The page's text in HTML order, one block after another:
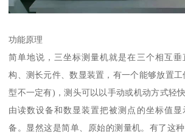
功能原理
简单地说，三坐标测量机就是在三个相互
构、测长元件、数显装置，有一个能够放置
型不一定有)，测头可以以手动或机动方式轻
由读数设备和数显装置把被测点的坐标值
备。显然这是简单、原始的测量机。有了这